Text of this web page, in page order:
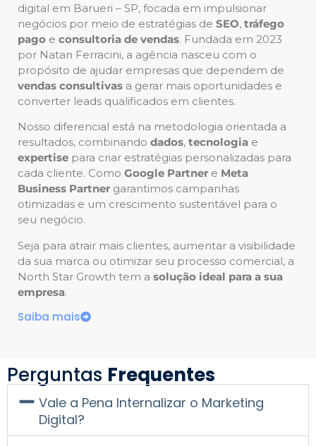
digital em Barueri – SP, focada em impulsionar
negócios por meio de estratégias de SEO, tráfego
pago e consultoria de vendas. Fundada em 2023
por Natan Ferracini, a agência nasceu com o
propósito de ajudar empresas que dependem de
vendas consultivas a gerar mais oportunidades e
converter leads qualificados em clientes.
Nosso diferencial está na metodologia orientada a
resultados, combinando dados, tecnologia e
expertise para criar estratégias personalizadas para
cada cliente. Como Google Partner e Meta
Business Partner garantimos campanhas
otimizadas e um crescimento sustentável para o
seu negócio.
Seja para atrair mais clientes, aumentar a visibilidade
da sua marca ou otimizar seu processo comercial, a
North Star Growth tem a solução ideal para a sua
empresa.
Saiba mais
Perguntas Frequentes
Vale a Pena Internalizar o Marketing
Digital?